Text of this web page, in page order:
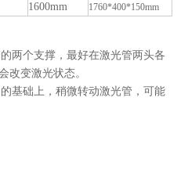
1600mm 1760*400*150mm
两个支撑，最好在激光管两头各
改变激光状态。
基础上，稍微转动激光管，可能